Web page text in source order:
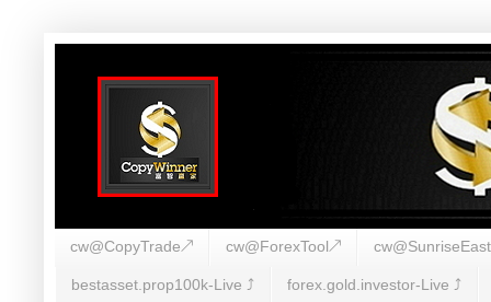
cw@CopyTrade↗ cw@ForexTool↗
bestasset.prop100k-Live ⤴︎ forex.gold.investor-Live ⤴︎